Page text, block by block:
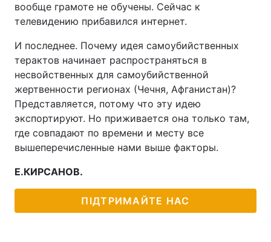
вообще грамоте не обучены. Сейчас к
телевидению прибавился интернет.
И последнее. Почему идея самоубийственных
терактов начинает распространяться в
несвойственных для самоубийственной
жертвенности регионах (Чечня, Афганистан)?
Представляется, потому что эту идею
экспортируют. Но приживается она только там,
где совпадают по времени и месту все
вышеперечисленные нами выше факторы.
Е.КИРСАНОВ.
ПІДТРИМАЙТЕ НАС